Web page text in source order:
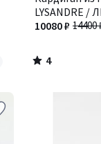
LYSANDRE /
14400
10080 ₽
5
4
/